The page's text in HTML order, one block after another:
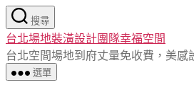
跳
至
主
要
內
搜尋
台北場地裝潢設計團隊幸福空間
台北空間場地到府丈量免收費，美
選單